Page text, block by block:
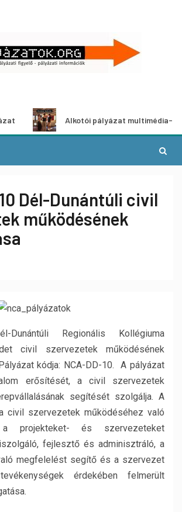
Alkotói pályázat multimédia-kiállításhoz
Dél-Dunántúli civil
működésének
Regionális Kollégiuma
civil szervezetek működésének
kódja: NCA-DD-10. A pályázat
erősítését, a civil szervezetek
segítését szolgálja. A
civil szervezetek működéséhez való
a projekteket- és szervezeteket
fejlesztő és adminisztráló, a
megfelelést segítő és a szervezet
érdekében felmerült